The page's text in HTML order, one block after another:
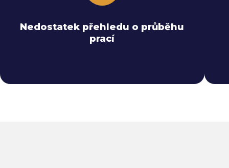
Nedostatek přehledu o průběhu
prací
průběhu i nesplněných úkolech.